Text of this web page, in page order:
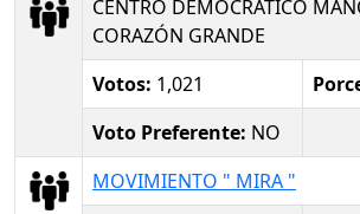
CENTRO DEMOCRÁTICO
CORAZÓN GRANDE
Votos: 1,021
Voto Preferente: NO
MOVIMIENTO " MIRA "